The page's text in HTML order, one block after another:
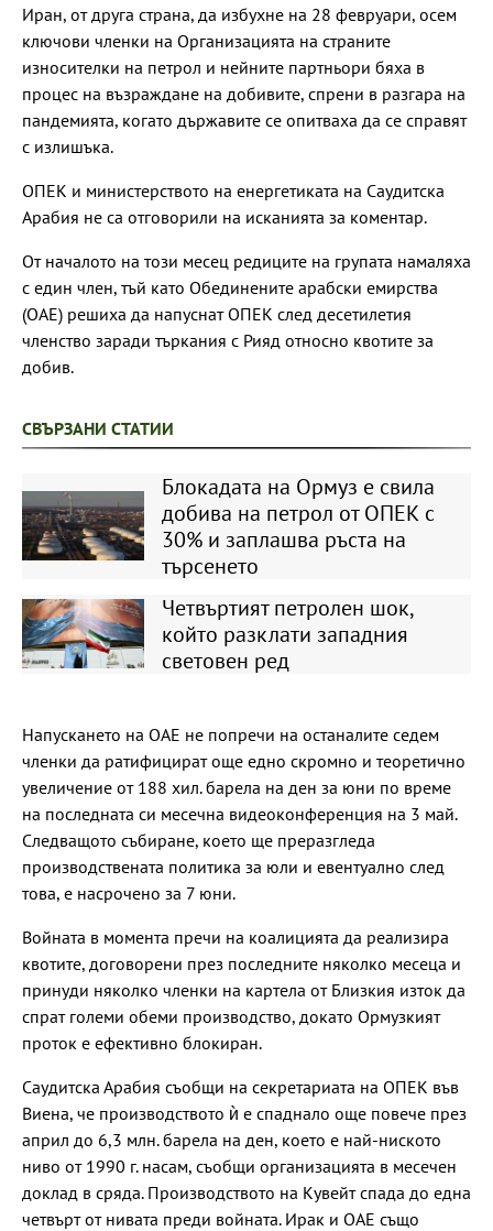
Иран, от друга страна, да избухне на 28 февруари, осем
ключови членки на Организацията на страните
износителки на петрол и нейните партньори бяха в
процес на възраждане на добивите, спрени в разгара на
пандемията, когато държавите се опитваха да се справят
с излишъка.
ОПЕК и министерството на енергетиката на Саудитска
Арабия не са отговорили на исканията за коментар.
От началото на този месец редиците на групата намаляха
с един член, тъй като Обединените арабски емирства
(ОАЕ) решиха да напуснат ОПЕК след десетилетия
членство заради търкания с Рияд относно квотите за
добив.
СВЪРЗАНИ СТАТИИ
Блокадата на Ормуз е свила
добива на петрол от ОПЕК с
30% и заплашва ръста на
търсенето
Четвъртият петролен шок,
който разклати западния
световен ред
Напускането на ОАЕ не попречи на останалите седем
членки да ратифицират още едно скромно и теоретично
увеличение от 188 хил. барела на ден за юни по време
на последната си месечна видеоконференция на 3 май.
Следващото събиране, което ще преразгледа
производствената политика за юли и евентуално след
това, е насрочено за 7 юни.
Войната в момента пречи на коалицията да реализира
квотите, договорени през последните няколко месеца и
принуди няколко членки на картела от Близкия изток да
спрат големи обеми производство, докато Ормузкият
проток е ефективно блокиран.
Саудитска Арабия съобщи на секретариата на ОПЕК във
Виена, че производството ѝ е спаднало още повече през
април до 6,3 млн. барела на ден, което е най-ниското
ниво от 1990 г. насам, съобщи организацията в месечен
доклад в сряда. Производството на Кувейт спада до една
четвърт от нивата преди войната. Ирак и ОАЕ също